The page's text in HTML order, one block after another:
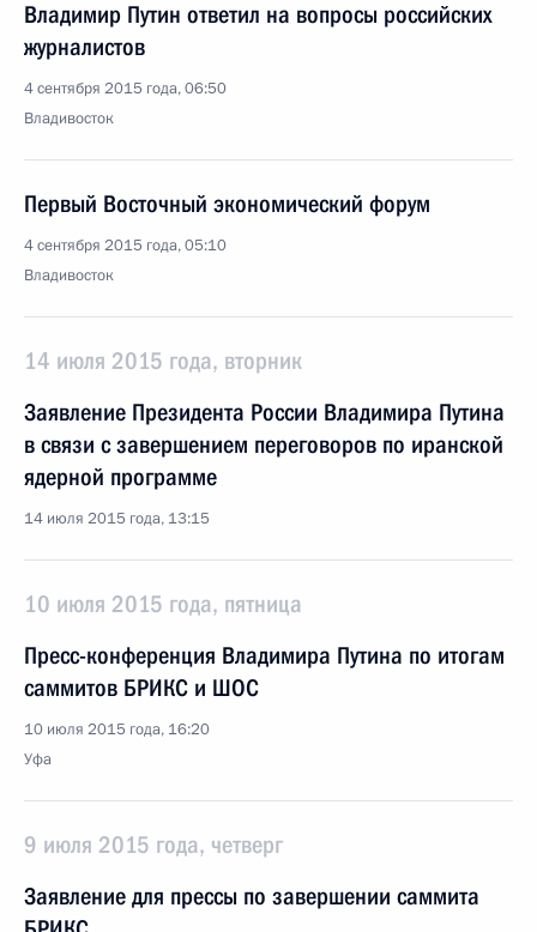
Владимир Путин ответил на вопросы российских
журналистов
4 сентября 2015 года, 06:50
Владивосток
Первый Восточный экономический форум
4 сентября 2015 года, 05:10
Владивосток
14 июля 2015 года, вторник
Заявление Президента России Владимира Путина
в связи с завершением переговоров по иранской
ядерной программе
14 июля 2015 года, 13:15
10 июля 2015 года, пятница
Пресс-конференция Владимира Путина по итогам
саммитов БРИКС и ШОС
10 июля 2015 года, 16:20
Уфа
9 июля 2015 года, четверг
Заявление для прессы по завершении саммита